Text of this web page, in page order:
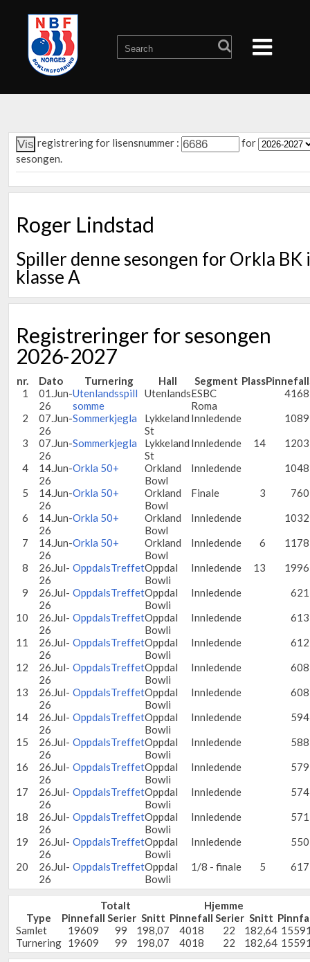
registrering for lisensnummer :
for
sesongen.
Roger Lindstad
Spiller denne sesongen for Orkla BK i
klasse A
Registreringer for sesongen
2026-2027
nr. Dato Turnering Hall Segment PlassPinnefall
1
01.Jun-
26
Utenlandsspill
somme
UtenlandsESBC
Roma
4168
2
07.Jun-
26
Sommerkjegla
Lykkeland
St
Innledende
1089
3
07.Jun-
26
Sommerkjegla
Lykkeland
St
Innledende 14
1203
4
14.Jun-
26
Orkla 50+
Orkland
Bowl
Innledende
1048
5
14.Jun-
26
Orkla 50+
Orkland
Bowl
Finale 3
760
6
14.Jun-
26
Orkla 50+
Orkland
Bowl
Innledende
1032
7
14.Jun-
26
Orkla 50+
Orkland
Bowl
Innledende 6
1178
8
26.Jul-
26
OppdalsTreffetOppdal
Bowli
Innledende 13
1996
9
26.Jul-
26
OppdalsTreffetOppdal
Bowli
Innledende
621
10
26.Jul-
26
OppdalsTreffetOppdal
Bowli
Innledende
613
11
26.Jul-
26
OppdalsTreffetOppdal
Bowli
Innledende
612
12
26.Jul-
26
OppdalsTreffetOppdal
Bowli
Innledende
608
13
26.Jul-
26
OppdalsTreffetOppdal
Bowli
Innledende
608
14
26.Jul-
26
OppdalsTreffetOppdal
Bowli
Innledende
594
15
26.Jul-
26
OppdalsTreffetOppdal
Bowli
Innledende
588
16
26.Jul-
26
OppdalsTreffetOppdal
Bowli
Innledende
579
17
26.Jul-
26
OppdalsTreffetOppdal
Bowli
Innledende
574
18
26.Jul-
26
OppdalsTreffetOppdal
Bowli
Innledende
571
19
26.Jul-
26
OppdalsTreffetOppdal
Bowli
Innledende
550
20
26.Jul-
26
OppdalsTreffetOppdal
Bowli
1/8 - finale 5 617
Totalt
Hjemme
Type
Pinnefall Serier Snitt Pinnefall Serier Snitt
Samlet
19609 99 198,07 4018 22 182,64
Turnering 19609 99 198,07 4018 22 182,64